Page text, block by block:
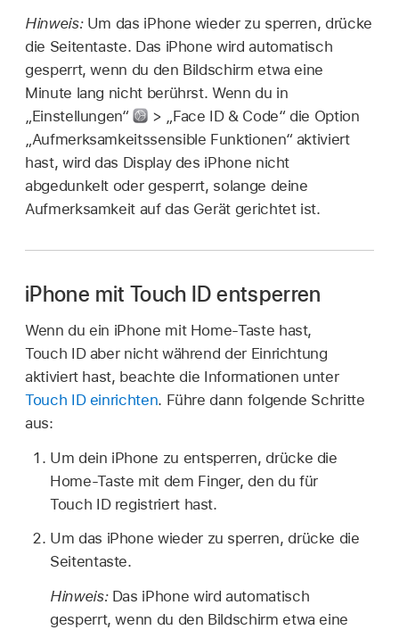
Hinweis: Um das iPhone wieder zu sperren, drücke
die Seitentaste. Das iPhone wird automatisch
gesperrt, wenn du den Bildschirm etwa eine
Minute lang nicht berührst. Wenn du in
„Einstellungen“
> „Face ID & Code“ die Option
„Aufmerksamkeitssensible Funktionen“ aktiviert
hast, wird das Display des iPhone nicht
abgedunkelt oder gesperrt, solange deine
Aufmerksamkeit auf das Gerät gerichtet ist.
iPhone mit Touch ID entsperren
Wenn du ein iPhone mit Home-Taste hast,
Touch ID aber nicht während der Einrichtung
aktiviert hast, beachte die Informationen unter
Touch ID einrichten. Führe dann folgende Schritte
aus:
Um dein iPhone zu entsperren, drücke die
Home-Taste mit dem Finger, den du für
Touch ID registriert hast.
Um das iPhone wieder zu sperren, drücke die
Seitentaste.
Hinweis: Das iPhone wird automatisch
gesperrt, wenn du den Bildschirm etwa eine